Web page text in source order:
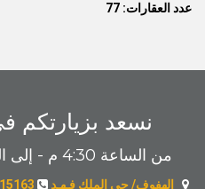
عدد العقارات: 77
نسعد بزيارتكم
من الساعة 4:30 م - إلى الساعة 10:30 م
الهفوف/ حي الملك فـهـد